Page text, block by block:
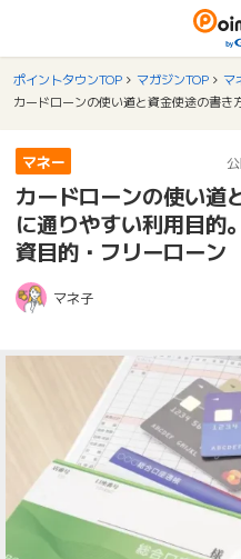
ポイントタウンTOP マガジンTOP
マ
マネー
カードローンの使い道
に通りやすい利用目的
資目的・フリーローン
マネ子